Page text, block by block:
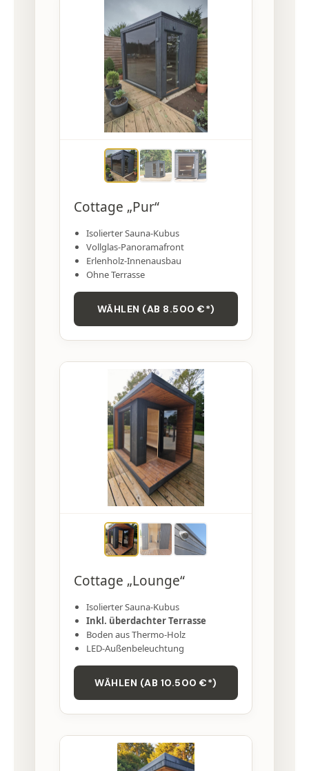
Cottage „Pur“
Isolierter Sauna-Kubus
Vollglas-Panoramafront
Erlenholz-Innenausbau
Ohne Terrasse
WÄHLEN (AB 8.500 €*)
Cottage „Lounge“
Isolierter Sauna-Kubus
Inkl. überdachter Terrasse
Boden aus Thermo-Holz
LED-Außenbeleuchtung
WÄHLEN (AB 10.500 €*)